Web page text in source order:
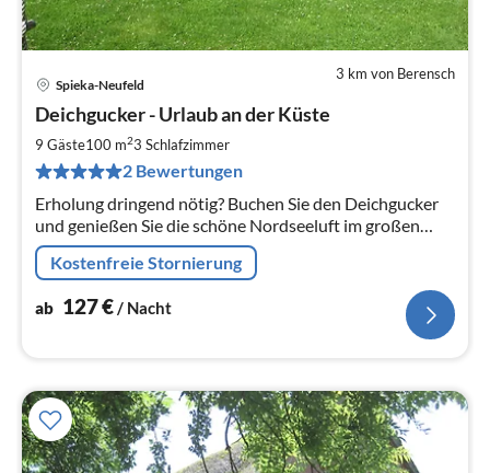
3 km von Berensch
Spieka-Neufeld
Deichgucker - Urlaub an der Küste
9 Gäste100 m23 Schlafzimmer
2 Bewertungen
Erholung dringend nötig? Buchen Sie den Deichgucker
und genießen Sie die schöne Nordseeluft im großen
hauseigenen Garten oder entspannen Sie auf den 100
qm Wohnfläche.
Kostenfreie Stornierung
ab 127€/ Nacht